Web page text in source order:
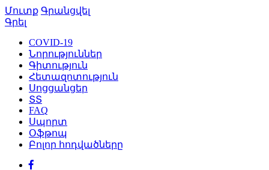
Մուտք Գրանցվել
Գրել
COVID-19
Նորություններ
Գիտություն
Հետազոտություն
Սոցցանցեր
ՏՏ
FAQ
Սպորտ
Օֆթոպ
Բոլոր հոդվածները